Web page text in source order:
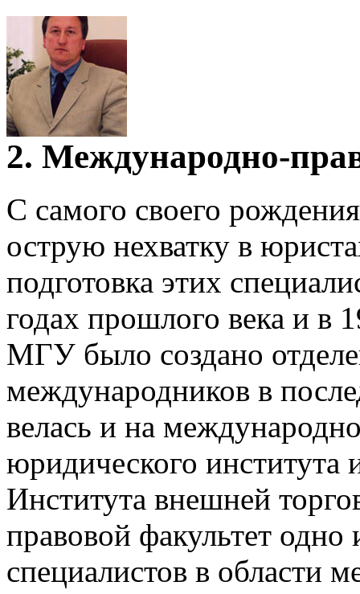
2. Международно-
С самого своего
острую нехватку в
подготовка этих
годах прошлого века и в
МГУ было создано
международников в
велась и на
юридического института
Института внешней
правовой факультет одно
специалистов в области